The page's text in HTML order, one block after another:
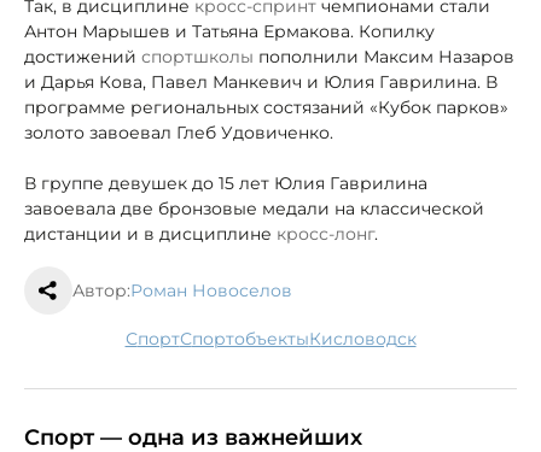
Так, в дисциплине кросс-спринт чемпионами стали
Антон Марышев и Татьяна Ермакова. Копилку
достижений спортшколы пополнили Максим Назаров
и Дарья Кова, Павел Манкевич и Юлия Гаврилина. В
программе региональных состязаний «Кубок парков»
золото завоевал Глеб Удовиченко.
В группе девушек до 15 лет Юлия Гаврилина
завоевала две бронзовые медали на классической
дистанции и в дисциплине кросс-лонг.
Автор:Роман Новоселов
спорт спортобъекты Кисловодск
Спорт — одна из важнейших